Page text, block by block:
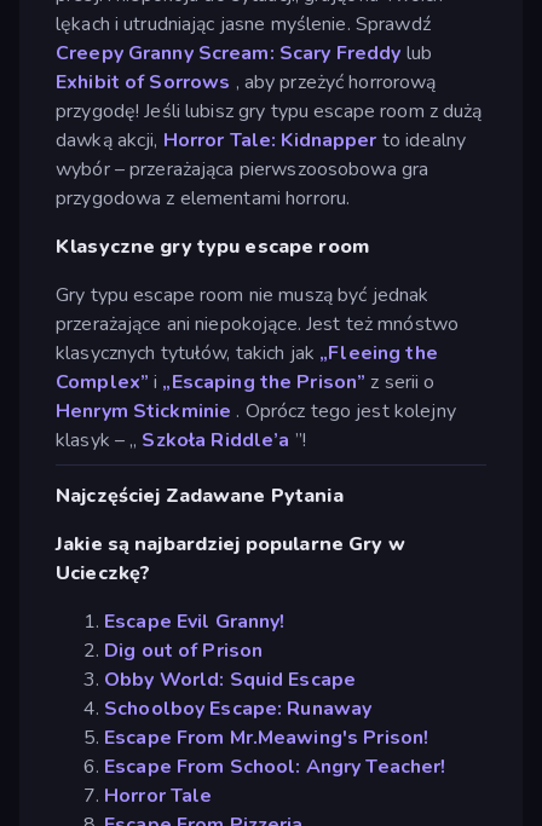
lękach i utrudniając jasne myślenie. Sprawdź
Creepy Granny Scream: Scary Freddy lub
Exhibit of Sorrows , aby przeżyć horrorową
przygodę! Jeśli lubisz gry typu escape room z dużą
dawką akcji, Horror Tale: Kidnapper to idealny
wybór – przerażająca pierwszoosobowa gra
przygodowa z elementami horroru.
Klasyczne gry typu escape room
Gry typu escape room nie muszą być jednak
przerażające ani niepokojące. Jest też mnóstwo
klasycznych tytułów, takich jak „Fleeing the
Complex” i „Escaping the Prison” z serii o
Henrym Stickminie . Oprócz tego jest kolejny
klasyk – „ Szkoła Riddle’a ”!
Najczęściej Zadawane Pytania
Jakie są najbardziej popularne Gry w
Ucieczkę?
Escape Evil Granny!
Dig out of Prison
Obby World: Squid Escape
Schoolboy Escape: Runaway
Escape From Mr.Meawing's Prison!
Escape From School: Angry Teacher!
Horror Tale